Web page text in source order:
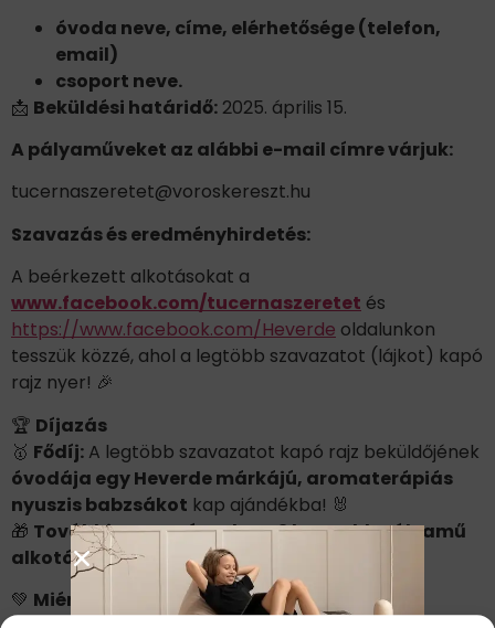
óvoda neve, címe, elérhetősége (telefon,
email)
csoport neve.
📩 Beküldési határidő: 2025. április 15.
A pályaműveket az alábbi e-mail címre várjuk:
tucernaszeretet@voroskereszt.hu
Szavazás és eredményhirdetés:
A beérkezett alkotásokat a
www.facebook.com/tucernaszeretet és
https://www.facebook.com/Heverde oldalunkon
tesszük közzé, ahol a legtöbb szavazatot (lájkot) kapó
rajz nyer! 🎉
🏆 Díjazás
🥇 Fődíj: A legtöbb szavazatot kapó rajz beküldőjének
óvodája egy Heverde márkájú, aromaterápiás
nyuszis babzsákot kap ajándékba! 🐰
🎁 További nyeremények:Az3 legszebb pályamű
alkotóiis különleges ajándékban részesülnek!
💚 Miért különleges a Heverde babzsák?